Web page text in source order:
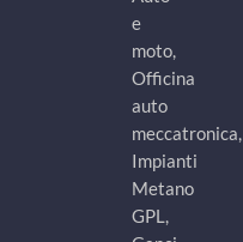
e
moto,
Officina
auto
meccatronica,
Impianti
Metano
GPL,